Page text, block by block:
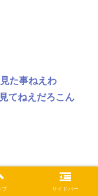
た事ねえわ
てねえだろこん
入ってくる時が
プ サイドバー